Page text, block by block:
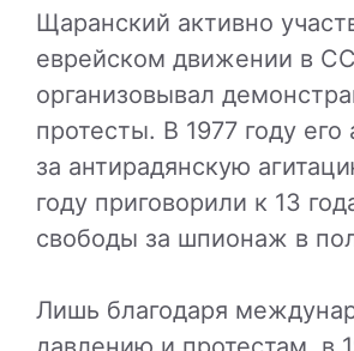
Щаранский активно
еврейском движении в
организовывал
протесты. В 1977 году его
за антирадянскую
году приговорили к 13
свободы за шпионаж в
Лишь благодаря